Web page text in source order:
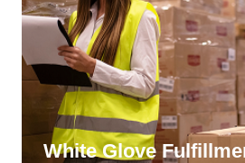
White Glove